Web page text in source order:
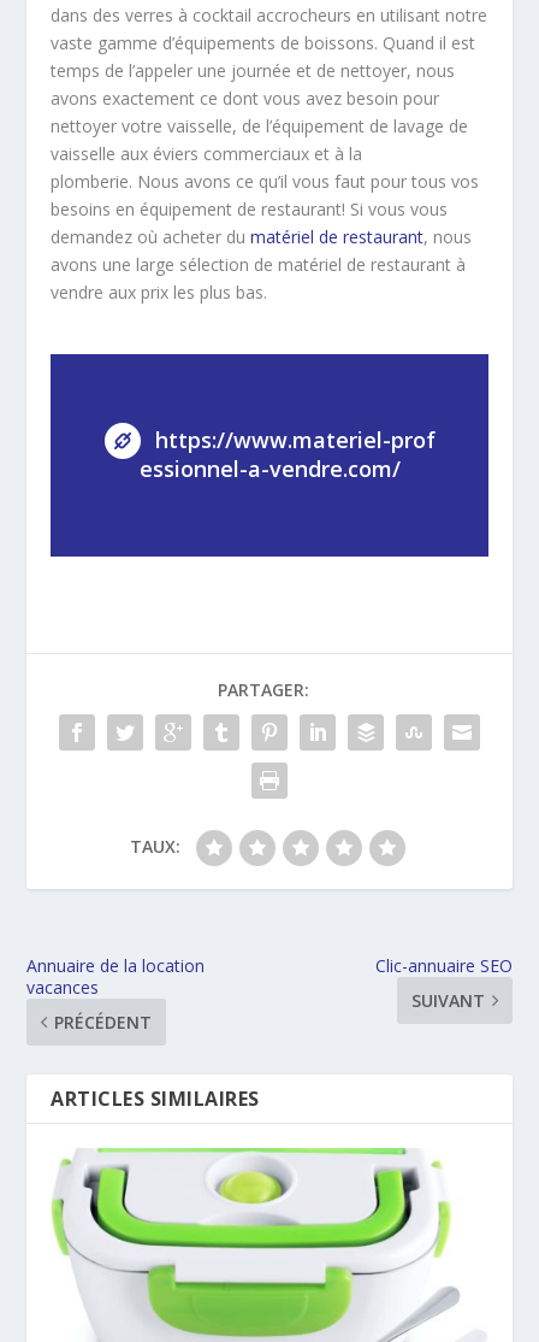
dans des verres à cocktail accrocheurs en utilisant notre
vaste gamme d’équipements de boissons. Quand il est
temps de l’appeler une journée et de nettoyer, nous
avons exactement ce dont vous avez besoin pour
nettoyer votre vaisselle, de l’équipement de lavage de
vaisselle aux éviers commerciaux et à la
plomberie. Nous avons ce qu’il vous faut pour tous vos
besoins en équipement de restaurant! Si vous vous
demandez où acheter dumatériel de restaurant, nous
avons une large sélection de matériel de restaurant à
vendre aux prix les plus bas.
https://www.materiel-prof
essionnel-a-vendre.com/
PARTAGER:
TAUX:
Annuaire de la location
vacances
PRÉCÉDENT
Clic-annuaire SEO
SUIVANT
ARTICLES SIMILAIRES